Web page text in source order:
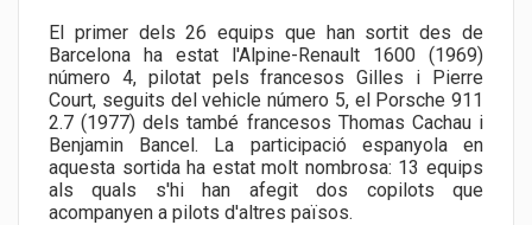
El primer dels 26 equips que han sortit des de
Barcelona ha estat l'Alpine-Renault 1600 (1969)
número 4, pilotat pels francesos Gilles i Pierre
Court, seguits del vehicle número 5, el Porsche 911
2.7 (1977) dels també francesos Thomas Cachau i
Benjamin Bancel. La participació espanyola en
aquesta sortida ha estat molt nombrosa: 13 equips
als quals s'hi han afegit dos copilots que
acompanyen a pilots d'altres països.